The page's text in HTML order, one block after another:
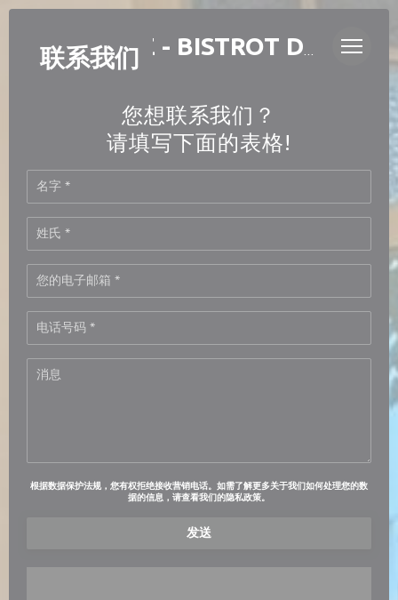
Cookie管理面板
LAURETTE - BISTROT DE QUARTIER
联系我们
您想联系我们？
请填写下面的表格!
根据数据保护法规，您有权拒绝接收营销电话。如需了解更多关于我们如何处理您的数
据的信息，请查看我们的隐私政策。